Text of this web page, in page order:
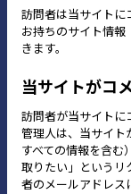
訪問者は当サイトに
お持ちのサイト情報
きます。
当サイトがコ
訪問者が当サイトに
管理人は、当サイト
すべての情報を含む
取りたい」というリ
者のメールアドレス